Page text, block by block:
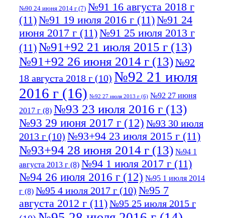
№90 24 июня 2014 г (7) №91 16 августа 2018 г
(11)№91 19 июля 2016 г (11)№91 24
июня 2017 г (11)№91 25 июля 2013 г
(11)№91+92 21 июля 2015 г (13)
№91+92 26 июня 2014 г (13)№92
18 августа 2018 г (10) №92 21 июля
2016 г (16) №92 27 июля 2013 г (6) №92 27 июня
2017 г (8) №93 23 июля 2016 г (13)
№93 29 июня 2017 г (12) №93 30 июля
2013 г (10) №93+94 23 июля 2015 г (11)
№93+94 28 июня 2014 г (13) №94 1
августа 2013 г (8) №94 1 июля 2017 г (11)
№94 26 июля 2016 г (12) №95 1 июля 2014
г (8) №95 4 июля 2017 г (10) №95 7
августа 2012 г (11)№95 25 июля 2015 г